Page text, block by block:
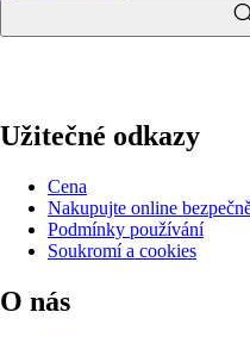
Užitečné odkazy
Cena
Nakupujte online
Podmínky používání
Soukromí a cookies
O nás